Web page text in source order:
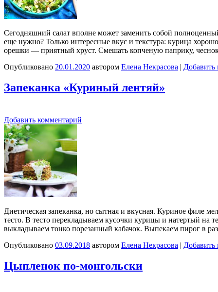
Сегодняшний салат вполне может заменить собой
еще нужно? Только интересные вкус и текстура: курица
орешки — приятный хруст. Смешать копченую паприку,
Опубликовано 20.01.2020 автором Елена Некрасова | Добавить
Запеканка «Куриный лентяй»
Добавить комментарий
Диетическая запеканка, но сытная и вкусная. Куриное филе
тесто. В тесто перекладываем кусочки курицы и натертый
выкладываем тонко порезанный кабачок. Выпекаем пирог в
Опубликовано 03.09.2018 автором Елена Некрасова | Добавить
Цыпленок по-монгольски